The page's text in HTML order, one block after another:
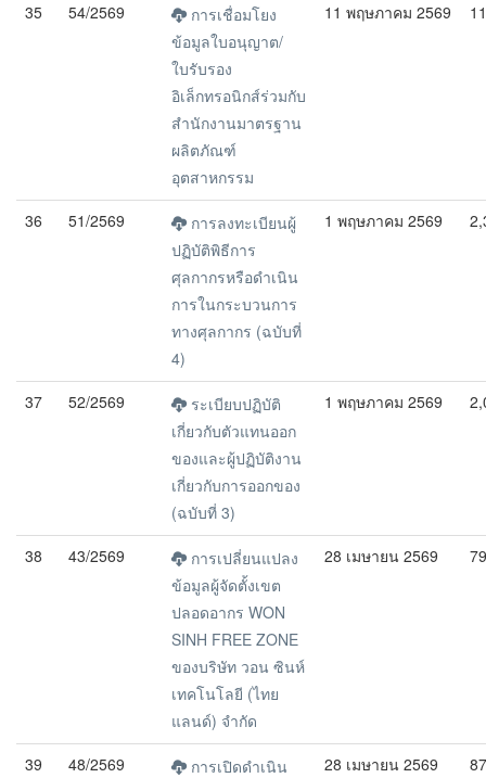
35 54/2569
การเชื่อมโยง
ข้อมูลใบอนุญาต/
ใบรับรอง
อิเล็กทรอนิกส์ร่วมกับ
สำนักงานมาตรฐาน
ผลิตภัณฑ์
อุตสาหกรรม
11 พฤษภาคม 2569
36 51/2569
การลงทะเบียนผู้
ปฏิบัติพิธีการ
ศุลกากรหรือดำเนิน
การในกระบวนการ
ทางศุลกากร (ฉบับที่
4)
1 พฤษภาคม 2569
37 52/2569
ระเบียบปฏิบัติ
เกี่ยวกับตัวแทนออก
ของและผู้ปฏิบัติงาน
เกี่ยวกับการออกของ
(ฉบับที่ 3)
1 พฤษภาคม 2569
38 43/2569
การเปลี่ยนแปลง
ข้อมูลผู้จัดตั้งเขต
ปลอดอากร WON
SINH FREE ZONE
ของบริษัท วอน ซินห์
เทคโนโลยี (ไทย
แลนด์) จำกัด
28 เมษายน 2569
39 48/2569
การเปิดดำเนิน
28 เมษายน 2569